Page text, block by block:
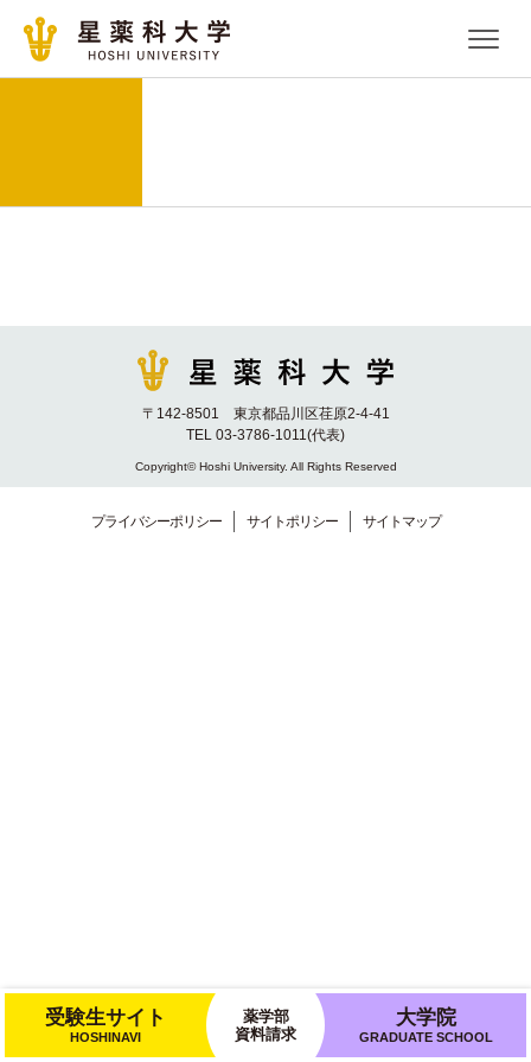
〒142-8501 東京都品川区荏原2-4-41
TEL 03-3786-1011(代表)
Copyright© Hoshi University. All Rights Reserved
プライバシーポリシー サイトポリシー サイトマップ
受験生サイト
HOSHINAVI
薬学部
資料請求
大学院
GRADUATE SCHOOL